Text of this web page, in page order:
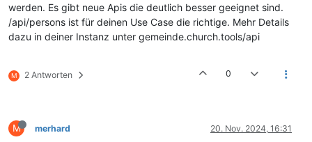
werden. Es gibt neue Apis die deutlich besser geeignet sind.
/api/persons ist für deinen Use Case die richtige. Mehr Details
dazu in deiner Instanz unter gemeinde.church.tools/api
M 2 Antworten 0
M merhard 20. Nov. 2024, 16:31